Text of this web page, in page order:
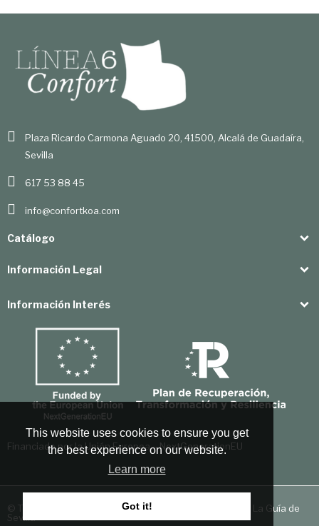
This website uses cookies to ensure you get
the best experience on our website.
Learn more
Got it!
Plaza Ricardo Carmona Aguado 20, 41500, Alcalá de Guadaíra,
Sevilla
617 53 88 45
info@confortkoa.com
Catálogo
Información Legal
Información Interés
Financiado por la Unión Europea – NextGenerationEU
© Todos los derechos reservados. Diseño realizado por La Guía de
Sevilla